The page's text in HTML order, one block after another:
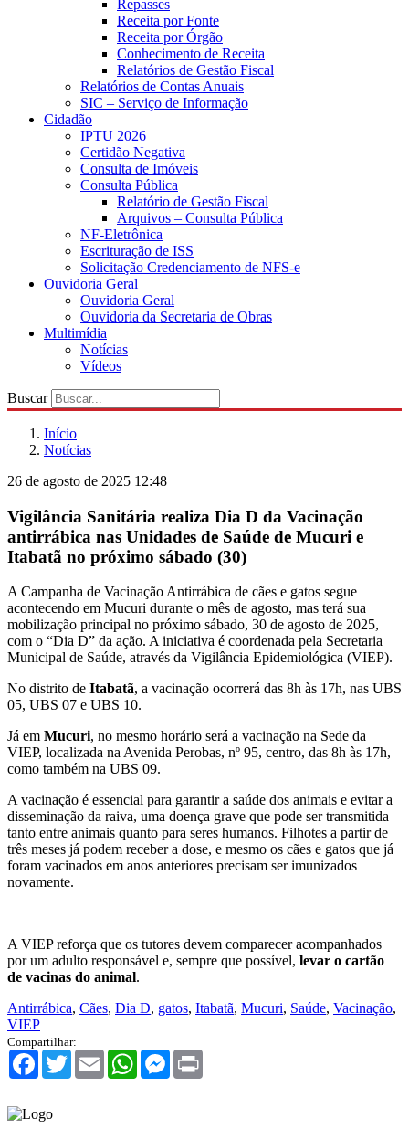
Repasses
Receita por Fonte
Receita por Órgão
Conhecimento de Receita
Relatórios de Gestão Fiscal
Relatórios de Contas Anuais
SIC – Serviço de Informação
Cidadão
IPTU 2026
Certidão Negativa
Consulta de Imóveis
Consulta Pública
Relatório de Gestão Fiscal
Arquivos – Consulta Pública
NF-Eletrônica
Escrituração de ISS
Solicitação Credenciamento de NFS-e
Ouvidoria Geral
Ouvidoria Geral
Ouvidoria da Secretaria de Obras
Multimídia
Notícias
Vídeos
Buscar
Início
Notícias
26 de agosto de 2025 12:48
Vigilância Sanitária realiza Dia D da Vacinação
antirrábica nas Unidades de Saúde de Mucuri e
Itabatã no próximo sábado (30)
A Campanha de Vacinação Antirrábica de cães e gatos segue
acontecendo em Mucuri durante o mês de agosto, mas terá sua
mobilização principal no próximo sábado, 30 de agosto de 2025,
com o “Dia D” da ação. A iniciativa é coordenada pela Secretaria
Municipal de Saúde, através da Vigilância Epidemiológica (VIEP).
No distrito de Itabatã, a vacinação ocorrerá das 8h às 17h, nas UBS
05, UBS 07 e UBS 10.
Já em Mucuri, no mesmo horário será a vacinação na Sede da
VIEP, localizada na Avenida Perobas, nº 95, centro, das 8h às 17h,
como também na UBS 09.
A vacinação é essencial para garantir a saúde dos animais e evitar a
disseminação da raiva, uma doença grave que pode ser transmitida
tanto entre animais quanto para seres humanos. Filhotes a partir de
três meses já podem receber a dose, e mesmo os cães e gatos que já
foram vacinados em anos anteriores precisam ser imunizados
novamente.
A VIEP reforça que os tutores devem comparecer acompanhados
por um adulto responsável e, sempre que possível, levar o cartão
de vacinas do animal.
Antirrábica, Cães, Dia D, gatos, Itabatã, Mucuri, Saúde, Vacinação,
VIEP
Compartilhar:
Facebook
TwitterEmail WhatsAppMessenger